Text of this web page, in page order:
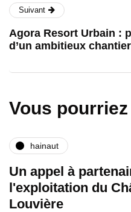
Suivant
Agora Resort Urbain :
d’un ambitieux chantier
Vous
hainaut
Un appel à
l'exploitation du
Louvière